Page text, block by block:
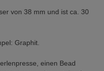
von 38 mm und ist ca. 30
Graphit.
einen Bead